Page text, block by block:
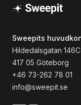
Sweepits
Hildedalsgatan 146C
417 05 Göteborg
+46 73-262 78 01
info@sweepit.se